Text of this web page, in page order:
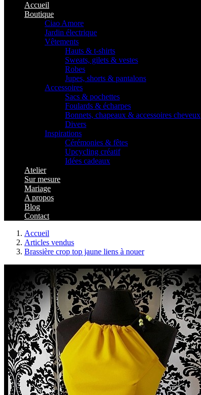
Accueil
Boutique
Ciao Amore
Jardin électrique
Vêtements
Hauts & t-shirts
Sweats, gilets & vestes
Robes
Jupes, shorts & pantalons
Accessoires
Sacs & pochettes
Foulards & écharpes
Bonnets, chapeaux & accessoires cheveux
Divers
Inspirations
Cérémonies & fêtes
Upcycling créatif
Idées cadeaux
Atelier
Sur mesure
Mariage
A propos
Blog
Contact
Accueil
Articles vendus
Brassière crop top jaune liens à nouer